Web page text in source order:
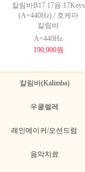
칼림바B17 17음 17Keys
(A=440Hz) / 호케마
칼림바
A=440Hz
190,000원
칼림바(Kalimba)
우쿨렐레
레인메이커/오션드럼
음악치료